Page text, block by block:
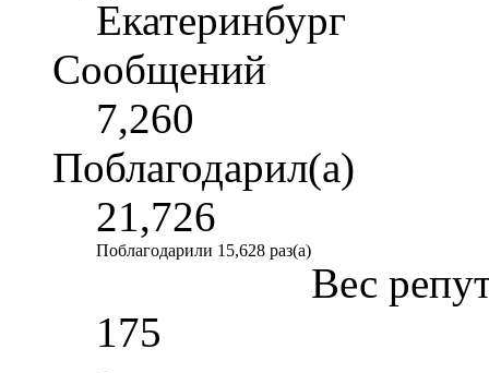
Екатеринбург
Сообщений
7,260
Поблагодарил(а)
21,726
Поблагодарили 15,628 раз(а)
Вес
175